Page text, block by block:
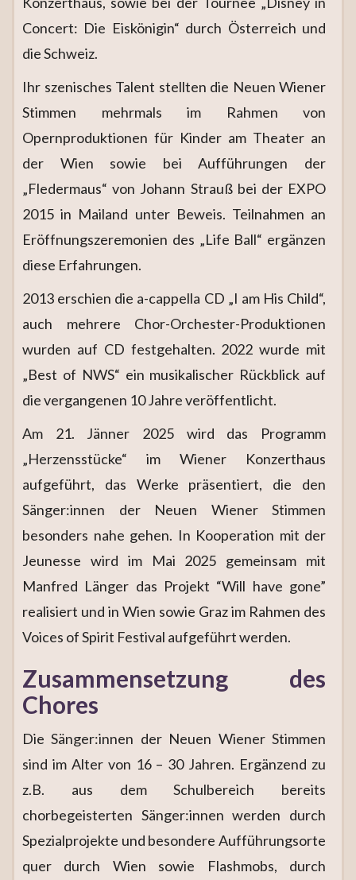
Concert: Die Eiskönigin“ durch Österreich und
die Schweiz.
Ihr szenisches Talent stellten die Neuen Wiener
Stimmen mehrmals im Rahmen von
Opernproduktionen für Kinder am Theater an
der Wien sowie bei Aufführungen der
„Fledermaus“ von Johann Strauß bei der EXPO
2015 in Mailand unter Beweis. Teilnahmen an
Eröffnungszeremonien des „Life Ball“ ergänzen
diese Erfahrungen.
2013 erschien die a-cappella CD „I am His Child“,
auch mehrere Chor-Orchester-Produktionen
wurden auf CD festgehalten. 2022 wurde mit
„Best of NWS“ ein musikalischer Rückblick auf
die vergangenen 10 Jahre veröffentlicht.
Am 21. Jänner 2025 wird das Programm
„Herzensstücke“ im Wiener Konzerthaus
aufgeführt, das Werke präsentiert, die den
Sänger:innen der Neuen Wiener Stimmen
besonders nahe gehen. In Kooperation mit der
Jeunesse wird im Mai 2025 gemeinsam mit
Manfred Länger das Projekt “Will have gone”
realisiert und in Wien sowie Graz im Rahmen des
Voices of Spirit Festival aufgeführt werden.
Zusammensetzung des
Chores
Die Sänger:innen der Neuen Wiener Stimmen
sind im Alter von 16 – 30 Jahren. Ergänzend zu
z.B. aus dem Schulbereich bereits
chorbegeisterten Sänger:innen werden durch
Spezialprojekte und besondere Aufführungsorte
quer durch Wien sowie Flashmobs, durch